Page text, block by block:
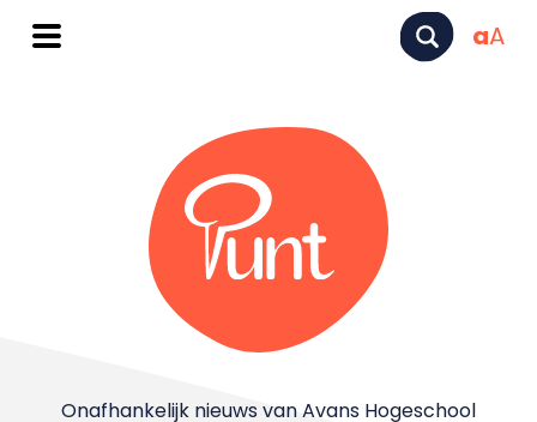
aA
Onafhankelijk nieuws van Avans Hogeschool